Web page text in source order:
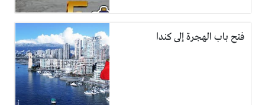
فتح باب الهجرة إلى كندا